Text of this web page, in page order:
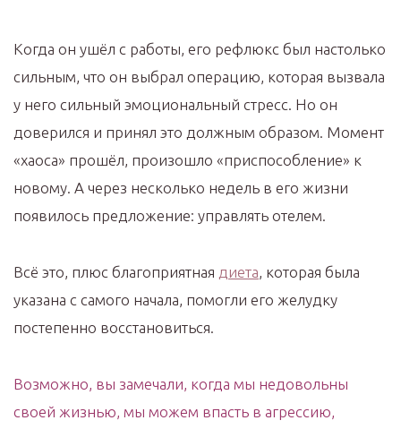
Когда он ушёл с работы, его рефлюкс был настолько
сильным, что он выбрал операцию, которая вызвала
у него сильный эмоциональный стресс. Но он
доверился и принял это должным образом. Момент
«хаоса» прошёл, произошло «приспособление» к
новому. А через несколько недель в его жизни
появилось предложение: управлять отелем.
Всё это, плюс благоприятная диета, которая была
указана с самого начала, помогли его желудку
постепенно восстановиться.
Возможно, вы замечали, когда мы недовольны
своей жизнью, мы можем впасть в агрессию,